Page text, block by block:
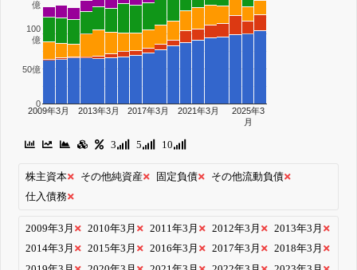
2009年3月 2013年3月 2017年3月 2021年3月
2025年3
月
0
50億
100
億
億
3 5 10
株主資本 その他純資産 固定負債
その他流動負債
仕入債務
2009年3月 2010年3月 2011年3月 2012年3月
2013年3月
2014年3月
2015年3月 2016年3月 2017年3月
2018年3月